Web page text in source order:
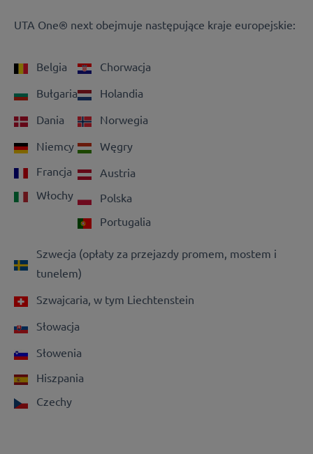
UTA One® next obejmuje następujące kraje europejskie:
Belgia
Bułgaria
Dania
Niemcy
Francja
Włochy
Chorwacja
Holandia
Norwegia
Węgry
Austria
Polska
Portugalia
Szwecja (opłaty za przejazdy promem, mostem i
tunelem)
Szwajcaria, w tym Liechtenstein
Słowacja
Słowenia
Hiszpania
Czechy